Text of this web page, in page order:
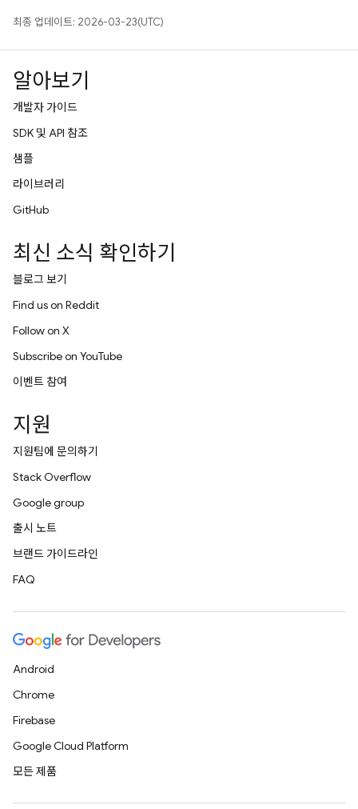
최종 업데이트: 2026-03-23(UTC)
알아보기
개발자 가이드
SDK 및 API 참조
샘플
라이브러리
GitHub
최신 소식 확인하기
블로그 보기
Find us on Reddit
Follow on X
Subscribe on YouTube
이벤트 참여
지원
지원팀에 문의하기
Stack Overflow
Google group
출시 노트
브랜드 가이드라인
FAQ
Android
Chrome
Firebase
Google Cloud Platform
모든 제품